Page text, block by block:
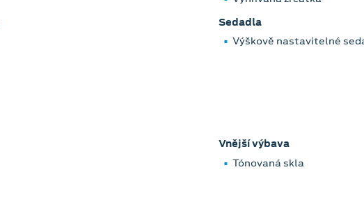
Sedadla
Výškově nastavitelné
Vnější výbava
Tónovaná skla